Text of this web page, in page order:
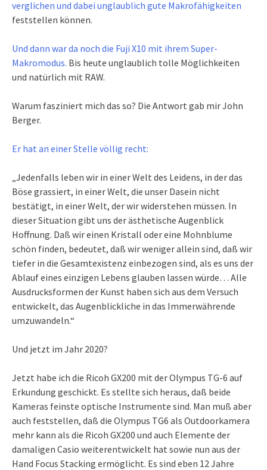
verglichen und dabei unglaublich gute Makrofähigkeiten
feststellen können.
Und dann war da noch die Fuji X10 mit ihrem Super-
Makromodus. Bis heute unglaublich tolle Möglichkeiten
und natürlich mit RAW.
Warum fasziniert mich das so? Die Antwort gab mir John
Berger.
Er hat an einer Stelle völlig recht:
„Jedenfalls leben wir in einer Welt des Leidens, in der das
Böse grassiert, in einer Welt, die unser Dasein nicht
bestätigt, in einer Welt, der wir widerstehen müssen. In
dieser Situation gibt uns der ästhetische Augenblick
Hoffnung. Daß wir einen Kristall oder eine Mohnblume
schön finden, bedeutet, daß wir weniger allein sind, daß wir
tiefer in die Gesamtexistenz einbezogen sind, als es uns der
Ablauf eines einzigen Lebens glauben lassen würde… Alle
Ausdrucksformen der Kunst haben sich aus dem Versuch
entwickelt, das Augenblickliche in das Immerwährende
umzuwandeln.“
Und jetzt im Jahr 2020?
Jetzt habe ich die Ricoh GX200 mit der Olympus TG-6 auf
Erkundung geschickt. Es stellte sich heraus, daß beide
Kameras feinste optische Instrumente sind. Man muß aber
auch feststellen, daß die Olympus TG6 als Outdoorkamera
mehr kann als die Ricoh GX200 und auch Elemente der
damaligen Casio weiterentwickelt hat sowie nun aus der
Hand Focus Stacking ermöglicht. Es sind eben 12 Jahre